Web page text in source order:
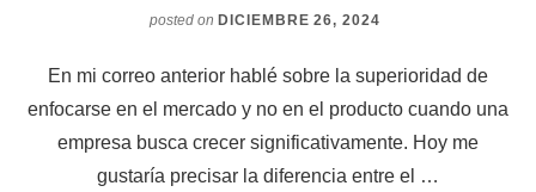
posted on DICIEMBRE 26, 2024
En mi correo anterior hablé sobre la superioridad de
enfocarse en el mercado y no en el producto cuando una
empresa busca crecer significativamente. Hoy me
gustaría precisar la diferencia entre el …